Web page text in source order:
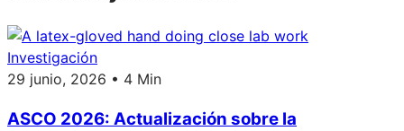
Investigación
29 junio, 2026 • 4 Min
ASCO 2026: Actualización sobre la